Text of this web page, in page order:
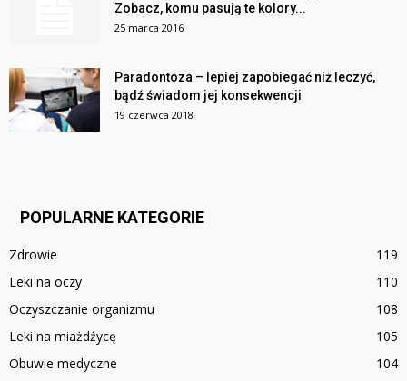
Zobacz, komu pasują te kolory...
25 marca 2016
Paradontoza – lepiej zapobiegać niż leczyć,
bądź świadom jej konsekwencji
19 czerwca 2018
POPULARNE KATEGORIE
Zdrowie
119
Leki na oczy
110
Oczyszczanie organizmu
108
Leki na miażdżycę
105
Obuwie medyczne
104